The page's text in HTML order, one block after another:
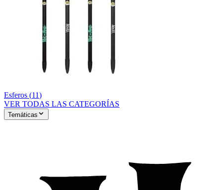
Esferos (11)
VER TODAS LAS CATEGORÍAS
Temáticas